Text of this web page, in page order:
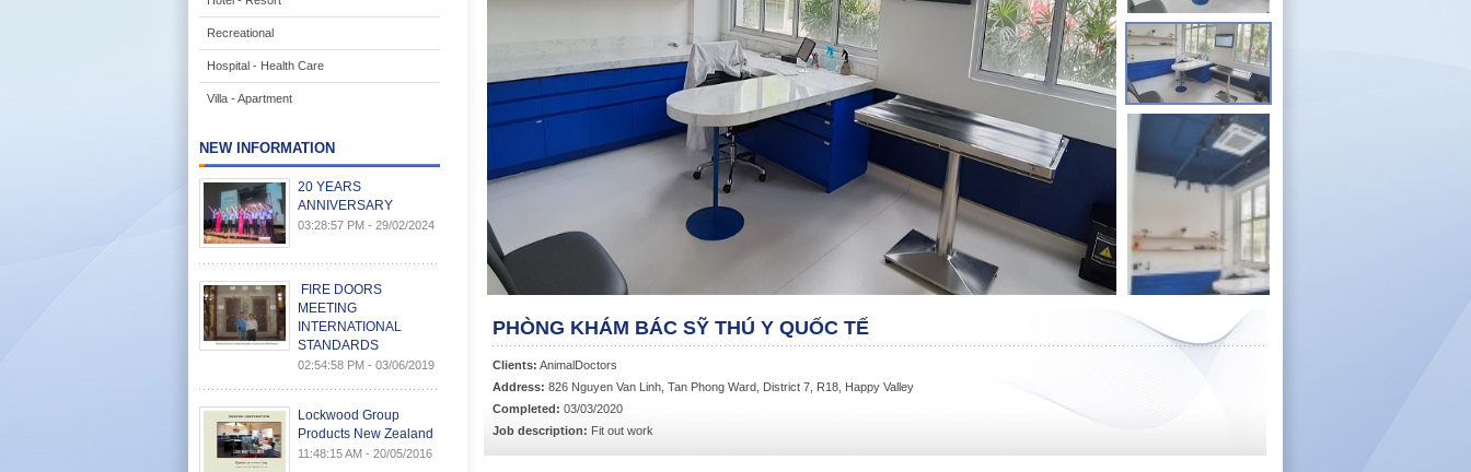
Recreational
Hospital - Health Care
Villa - Apartment
NEW INFORMATION
20 YEARS
ANNIVERSARY
03:28:57 PM - 29/02/2024
FIRE DOORS
MEETING
INTERNATIONAL
STANDARDS
02:54:58 PM - 03/06/2019
Lockwood Group
Products New Zealand
11:48:15 AM - 20/05/2016
PHÒNG KHÁM BÁC SỸ THÚ Y QUỐC TẾ
Clients: AnimalDoctors
Address: 826 Nguyen Van Linh, Tan Phong Ward, District 7, R18, Happy Valley
Completed: 03/03/2020
Job description: Fit out work